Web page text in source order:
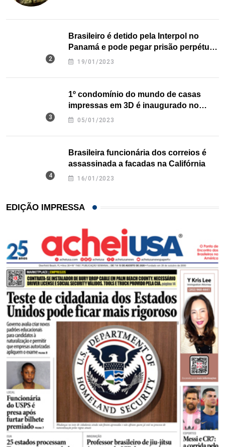
Brasileiro é detido pela Interpol no
Panamá e pode pegar prisão perpétua
nos EUA
19/01/2023
1º condomínio do mundo de casas
impressas em 3D é inaugurado no
Texas
05/01/2023
Brasileira funcionária dos correios é
assassinada a facadas na Califórnia
16/01/2023
EDIÇÃO IMPRESSA